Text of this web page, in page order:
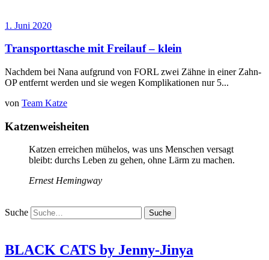
1. Juni 2020
Transporttasche mit Freilauf – klein
Nachdem bei Nana aufgrund von FORL zwei Zähne in einer Zahn-
OP entfernt werden und sie wegen Komplikationen nur 5...
von Team Katze
Katzenweisheiten
Katzen erreichen mühelos, was uns Menschen versagt
bleibt: durchs Leben zu gehen, ohne Lärm zu machen.
Ernest Hemingway
Suche
BLACK CATS by Jenny-Jinya